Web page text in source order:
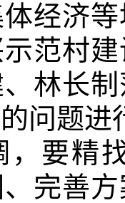
经济
范村
林长
问题进
要精
完善